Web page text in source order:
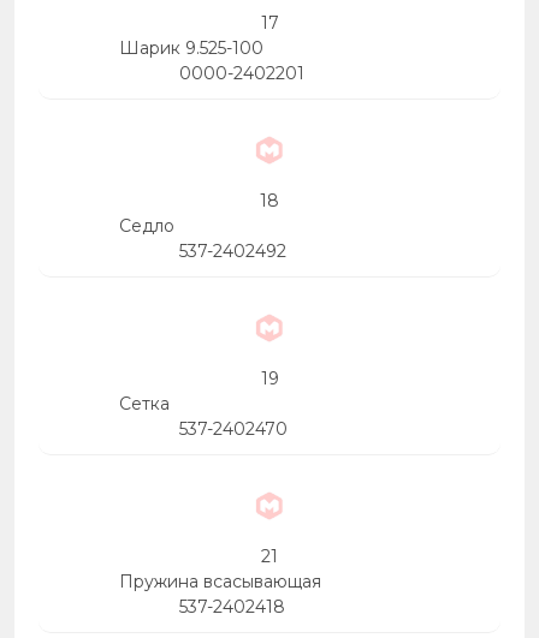
17
Шарик 9.525-100
0000-2402201
18
Седло
537-2402492
19
Сетка
537-2402470
21
Пружина всасывающая
537-2402418